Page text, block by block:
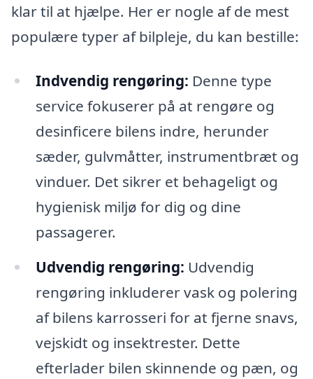
klar til at hjælpe. Her er nogle af de mest
populære typer af bilpleje, du kan bestille:
Indvendig rengøring: Denne type
service fokuserer på at rengøre og
desinficere bilens indre, herunder
sæder, gulvmåtter, instrumentbræt og
vinduer. Det sikrer et behageligt og
hygienisk miljø for dig og dine
passagerer.
Udvendig rengøring: Udvendig
rengøring inkluderer vask og polering
af bilens karrosseri for at fjerne snavs,
vejskidt og insektrester. Dette
efterlader bilen skinnende og pæn, og